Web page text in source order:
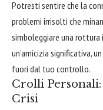
Potresti sentire che la
problemi irrisolti che
simboleggiare una rottura
un'amicizia significativa,
fuori dal tuo controllo.
Crolli
Crisi